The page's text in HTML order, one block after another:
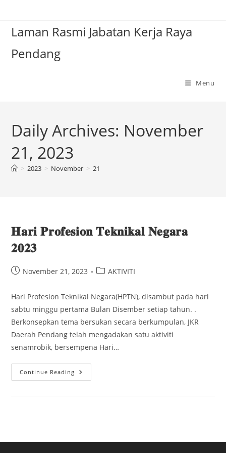
Laman Rasmi Jabatan Kerja Raya
Pendang
Menu
Daily Archives: November
21, 2023
> 2023 > November > 21
𝐇𝐚𝐫𝐢 𝐏𝐫𝐨𝐟𝐞𝐬𝐢𝐨𝐧 𝐓𝐞𝐤𝐧𝐢𝐤𝐚𝐥 𝐍𝐞𝐠𝐚𝐫𝐚
𝟐𝟎𝟐𝟑
November 21, 2023 AKTIVITI
Hari Profesion Teknikal Negara(HPTN), disambut pada hari
sabtu minggu pertama Bulan Disember setiap tahun. .
Berkonsepkan tema bersukan secara berkumpulan, JKR
Daerah Pendang telah mengadakan satu aktiviti
senamrobik, bersempena Hari…
Continue Reading